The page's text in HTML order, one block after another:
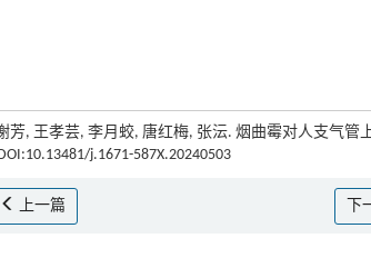
, 王孝芸, 李月蛟, 唐红梅, 张沄. 烟曲霉对人支气管
j.1671-587X.20240503
上一篇 下